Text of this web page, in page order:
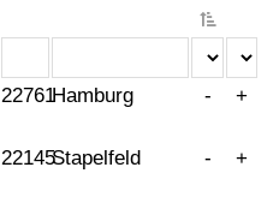
22761Hamburg - +
22145Stapelfeld - +